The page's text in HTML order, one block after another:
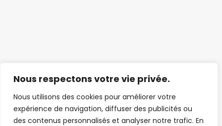
Nous respectons votre vie privée.
Nous utilisons des cookies pour améliorer votre
expérience de navigation, diffuser des publicités ou
des contenus personnalisés et analyser notre trafic. En